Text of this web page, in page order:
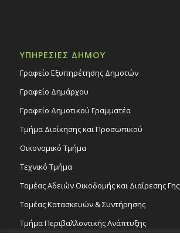
ΥΠΗΡΕΣΙΕΣ ΔΗΜΟΥ
Γραφείο Εξυπηρέτησης Δημοτών
Γραφείο Δημάρχου
Γραφείο Δημοτικού Γραμματέα
Τμήμα Διοίκησης και Προσωπικού
Οικονομικό Τμήμα
Τεχνικό Τμήμα
Τομέας Αδειών Οικοδομής και Διαίρεσης Γης
Τομέας Κατασκευών & Συντήρησης
Τμήμα Περιβαλλοντικής Ανάπτυξης